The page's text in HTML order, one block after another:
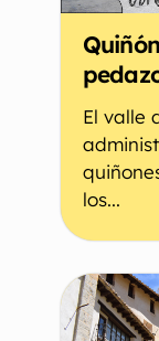
El valle
los...